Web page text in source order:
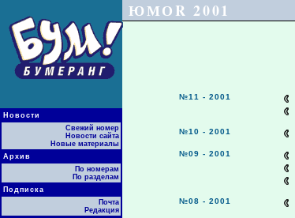
Новости
Свежий номер
Новости сайта
Новые материалы
Архив
По номерам
По разделам
Подписка
Почта
Редакция
ЮМОR 2001
№11 - 2001
№10 - 2001
№09 - 2001
№08 - 2001